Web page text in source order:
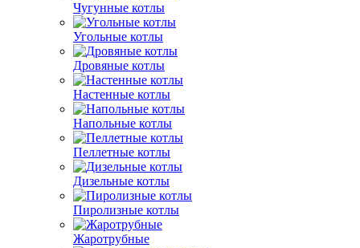
Чугунные котлы
Угольные котлы
Дровяные котлы
Настенные котлы
Напольные котлы
Пеллетные котлы
Дизельные котлы
Пиролизные котлы
Жаротрубные